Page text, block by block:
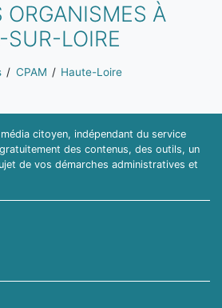
ORGANISMES À
LOIRE
CPAM
Haute-Loire
citoyen, indépendant du service
des contenus, des outils, un
de vos démarches administratives et